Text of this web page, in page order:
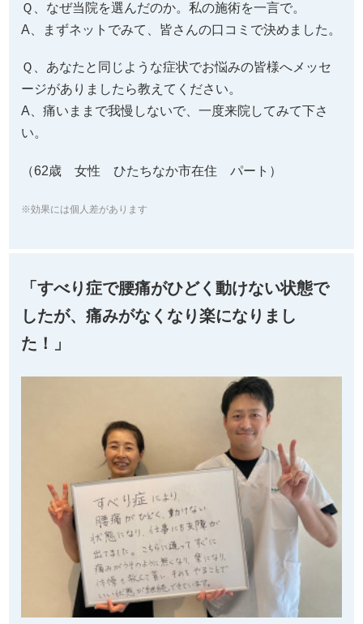
Ｑ、なぜ当院を選んだのか。私の施術を一言で。
A、まずネットでみて、皆さんの口コミで決めました。
Ｑ、あなたと同じような症状でお悩みの皆様へメッセ
ージがありましたら教えてください。
A、痛いままで我慢しないで、一度来院してみて下さ
い。
（62歳 女性 ひたちなか市在住 パート）
※効果には個人差があります
「すべり症で腰痛がひどく動けない状態で
したが、痛みがなくなり楽になりまし
た！」